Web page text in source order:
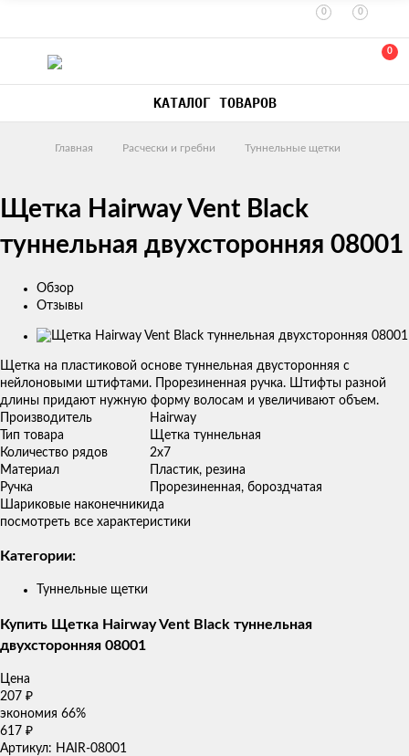
0 0
0
КАТАЛОГ ТОВАРОВ
Главная Расчески и гребни Туннельные щетки
Щетка Hairway Vent Black
туннельная двухсторонняя 08001
Обзор
Отзывы
Изображения
товаров
Щетка на пластиковой основе туннельная двусторонняя с
нейлоновыми штифтами. Прорезиненная ручка. Штифты разной
длины придают нужную форму волосам и увеличивают объем.
Производитель
Hairway
Тип товара
Щетка туннельная
Количество рядов
2х7
Материал
Пластик, резина
Ручка
Прорезиненная, бороздчатая
Шариковые наконечникида
посмотреть все характеристики
Категории:
Туннельные щетки
Купить Щетка Hairway Vent Black туннельная
двухсторонняя 08001
Цена
207 ₽
экономия 66%
617 ₽
Артикул: HAIR-08001